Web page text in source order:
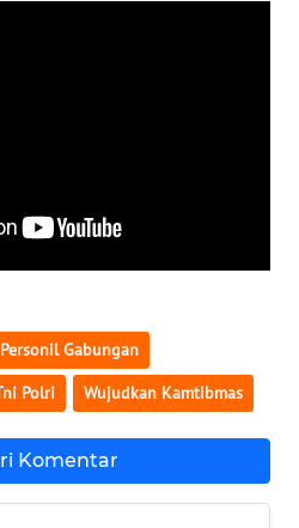
Personil Gabungan
Polri Wujudkan Kamtibmas
Komentar